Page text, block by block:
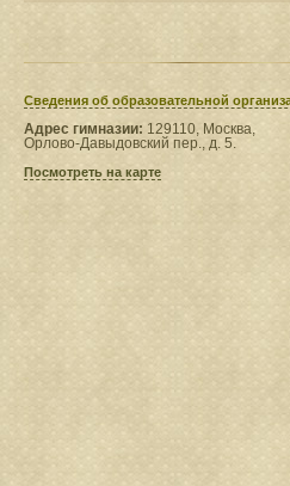
Сведения​ об образовательной
Адрес гимназии: 129110, Москва,
Орлово-Давыдовский пер., д. 5.
Посмотреть на карте